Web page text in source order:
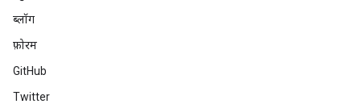
ब्लॉग
फ़ोरम
GitHub
Twitter